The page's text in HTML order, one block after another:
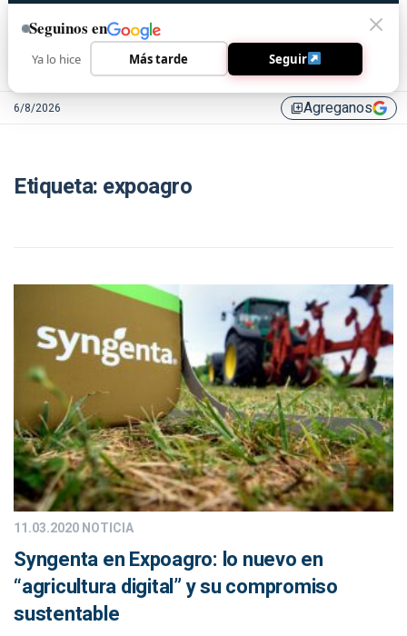
6/8/2026 library_addAgreganos
Etiqueta: expoagro
11.03.2020NOTICIA
Syngenta en Expoagro: lo nuevo en
“agricultura digital” y su compromiso
sustentable
Seguinos en
Ya lo hice Más tarde Seguir